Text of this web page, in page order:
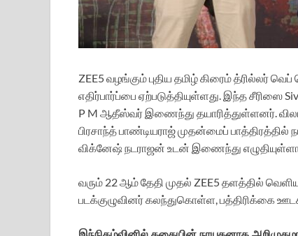
ZEE5 வழங்கும் புதிய தமிழ் கிரைம் த்ரில்லர்
எதிர்பார்ப்பை ஏற்படுத்தியுள்ளது. இந்த சீரிஸை
P M ஆதீஸ்வர் இணைந்து தயாரித்துள்ளனர்.
பிரசாந்த் பாண்டியராஜ் முதன்மைப்
விக்னேஷ் நடராஜன் உடன் இணைந்து
வரும் 22 ஆம் தேதி முதல் ZEE5 தளத்தில்
படக்குழுவினர் கலந்துகொள்ள, பத்திரிக்கை